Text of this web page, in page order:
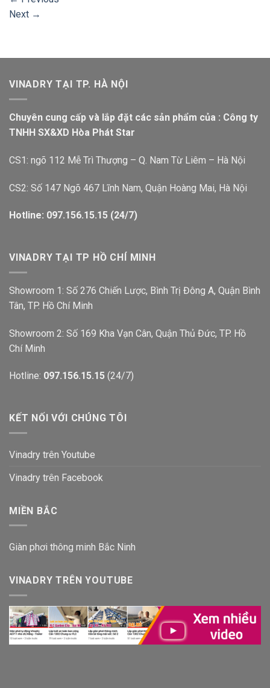
Next →
VINADRY TẠI TP. HÀ NỘI
Chuyên cung cấp và lắp đặt các sản phẩm của : Công ty
TNHH SX&XD Hòa Phát Star
CS1: ngõ 112 Mễ Trì Thượng – Q. Nam Từ Liêm – Hà Nội
CS2: Số 147 Ngõ 467 Lĩnh Nam, Quận Hoàng Mai, Hà Nội
Hotline: 097.156.15.15 (24/7)
VINADRY TẠI TP HỒ CHÍ MINH
Showroom 1: Số 276 Chiến Lược, Bình Trị Đông A, Quận Bình
Tân, TP. Hồ Chí Minh
Showroom 2: Số 169 Kha Vạn Cân, Quận Thủ Đức, TP. Hồ
Chí Minh
Hotline: 097.156.15.15 (24/7)
KẾT NỐI VỚI CHÚNG TÔI
Vinadry trên Youtube
Vinadry trên Facebook
MIỀN BẮC
Giàn phơi thông minh Bắc Ninh
VINADRY TRÊN YOUTUBE